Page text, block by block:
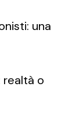
una
realtà o